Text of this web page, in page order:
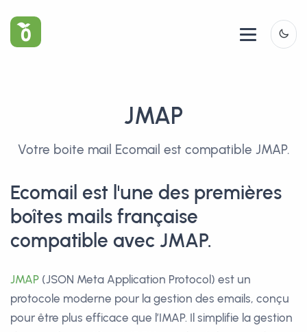
JMAP
Votre boite mail Ecomail est compatible JMAP.
Ecomail est l'une des premières
boîtes mails française
compatible avec JMAP.
JMAP (JSON Meta Application Protocol) est un
protocole moderne pour la gestion des emails, conçu
pour être plus efficace que l’IMAP. Il simplifie la gestion